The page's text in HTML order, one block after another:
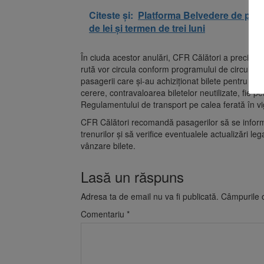
Citeste și: Platforma Belvedere de pe
de lei și termen de trei luni
În ciuda acestor anulări, CFR Călători a precizat
rută vor circula conform programului de
pasagerii care și-au achiziționat bilete pentru
cerere, contravaloarea biletelor neutilizate, fie
Regulamentului de transport pe calea ferată în
CFR Călători recomandă pasagerilor să se
trenurilor și să verifice eventualele actualizări
vânzare bilete.
Lasă un răspuns
Adresa ta de email nu va fi publicată. Câmpurile
Comentariu *